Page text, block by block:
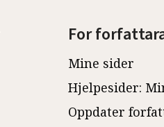
For
Mine sider
Hjelpesider:
Oppdater